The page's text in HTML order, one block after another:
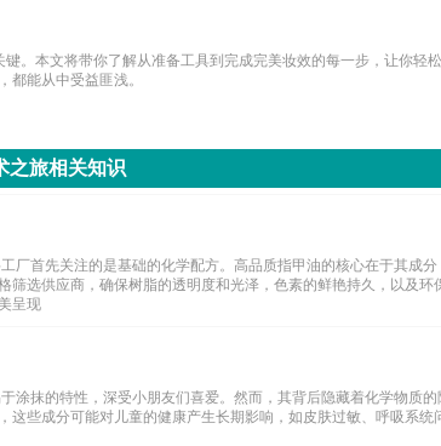
。本文将带你了解从准备工具到完成完美妆效的每一步，让你轻松
都能从中受益匪浅。
之旅相关知识
厂首先关注的是基础的化学配方。高品质指甲油的核心在于其成分
选供应商，确保树脂的透明度和光泽，色素的鲜艳持久，以及环
呈现
涂抹的特性，深受小朋友们喜爱。然而，其背后隐藏着化学物质的
些成分可能对儿童的健康产生长期影响，如皮肤过敏、呼吸系统